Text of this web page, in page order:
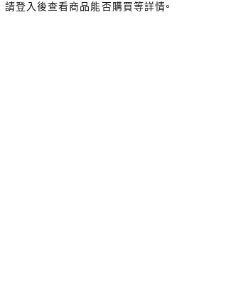
請登入後查看商品能否購買等詳情。